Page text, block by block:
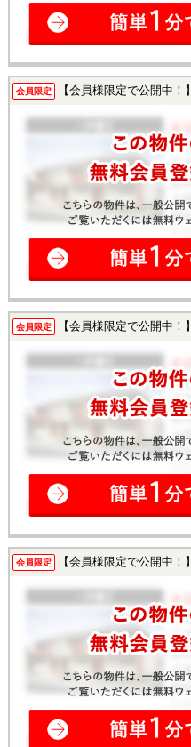
会員限定 【会員様限定で公開中！】
会員限定 【会員様限定で公開中！】
会員限定 【会員様限定で公開中！】